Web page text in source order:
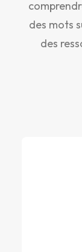
des mots
des